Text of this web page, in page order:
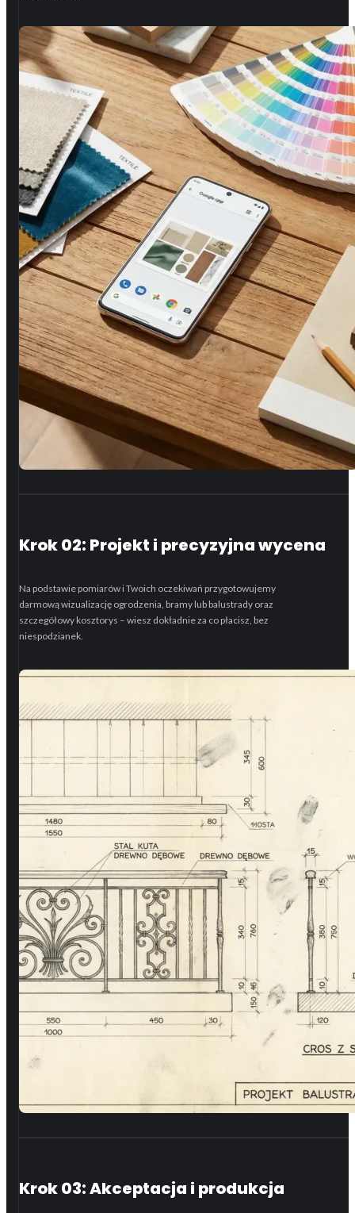
Krok 02: Projekt i precyzyjna wycena
Na podstawie pomiarów i Twoich oczekiwań przygotowujemy
darmową wizualizację ogrodzenia, bramy lub balustrady oraz
szczegółowy kosztorys – wiesz dokładnie za co płacisz, bez
niespodzianek.
Krok 03: Akceptacja i produkcja